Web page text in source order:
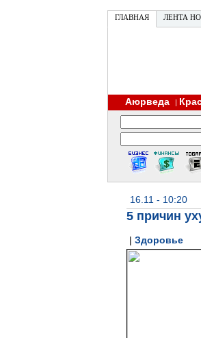
ГЛАВНАЯ ЛЕНТА
Аюрведа |
16.11 - 10:20
5 причин
| Здоровье